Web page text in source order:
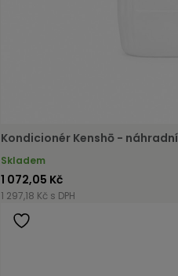
Kondicionér Kenshō -
Skladem
1 072,05 Kč
1 297,18 Kč s DPH